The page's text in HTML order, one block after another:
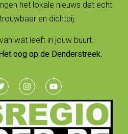
het lokale nieuws dat echt
en dichtbij.
wat leeft in jouw buurt.
oog op de Denderstreek.